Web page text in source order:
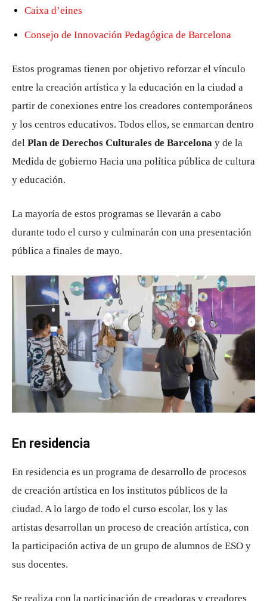
Caixa d’eines
Consejo de Innovación Pedagógica de Barcelona
Estos programas tienen por objetivo reforzar el vínculo
entre la creación artística y la educación en la ciudad a
partir de conexiones entre los creadores contemporáneos
y los centros educativos. Todos ellos, se enmarcan dentro
del Plan de Derechos Culturales de Barcelona y de la
Medida de gobierno Hacia una política pública de cultura
y educación.
La mayoría de estos programas se llevarán a cabo
durante todo el curso y culminarán con una presentación
pública a finales de mayo.
En residencia
En residencia es un programa de desarrollo de procesos
de creación artística en los institutos públicos de la
ciudad. A lo largo de todo el curso escolar, los y las
artistas desarrollan un proceso de creación artística, con
la participación activa de un grupo de alumnos de ESO y
sus docentes.
Se realiza con la participación de creadoras y creadores